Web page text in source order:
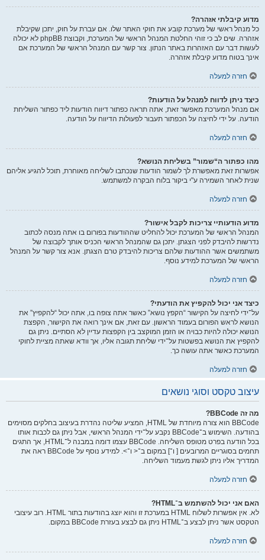
מדוע קיבלתי אזהרה?
כל מנהל ראשי של מערכת קובע את חוקי האתר שלו. אם עברת על חוק, יתכן שקיבלת
אזהרה. שים לב כי זוהי החלטת המנהל הראשי של המערכת, וקבוצת phpBB לא יכולה
לעשות דבר עם האזהרות באתר הנתון. צור קשר עם המנהל הראשי של המערכת אם
אינך בטוח מדוע קיבלת אזהרה.
חזרה למעלה
כיצד ניתן לדווח למנהל על הודעות?
אם מנהל המערכת מאפשר זאת, אתה תראה כפתור דיווח הודעות ליד כפתור השליחת
הודעה. על ידי לחיצה על הכפתור תעבור לפעולות הדיווח על הודעה.
חזרה למעלה
מהו כפתור ה“שמור” בשליחת הנושא?
אפשרות זאת מאפשרת לך לשמור הודעות שנכתבו לשליחה מאוחרת, תוכל להגיע אליהם
שנית לאחר השמירה ע"י ביקור בלוח הבקרה למשתמש.
חזרה למעלה
מדוע הודעותיי צריכות לקבל אישור?
המנהל הראשי של המערכת יכול להחליט שההודעות בפורום בו אתה מנסה לכתוב
נדרשות להיבדק לפני הצגתן. יתכן גם שהמנהל הראשי הכניס אותך לקבוצה של
משתמשים אשר ההודעות שלהם צריכות להיבדק טרם הצגתן. אנא צור קשר על המנהל
הראשי של המערכת למידע נוסף.
חזרה למעלה
כיצד אני יכול להקפיץ את הודעתי?
על־ידי לחיצה על הקישור “הקפץ נושא” כאשר אתה צופה בו, אתה יכול “להקפיץ” את
הנושא לראש הפורום בעמוד הראשון. עם זאת, אם אינך רואה את הקישור, הקפצת
הנושא יכולה להיות כבויה או הזמן המוקצב בין הקפצות עדיין לא הסתיים. ניתן גם
להקפיץ את הנושא בפשטות על־ידי שליחת תגובה אליו, אך וודא שאתה מציית לחוקי
המערכת כאשר אתה עושה כך.
חזרה למעלה
עיצוב טקסט וסוגי נושאים
מה זה BBCode?
BBCode הוא צורה מיוחדת של HTML, המציע שליטה נהדרת בעיצוב בחלקים מסוימים
בהודעה. השימוש ב־BBCode נקבע על־ידי המנהל הראשי, אבל ניתן גם לכבות אותו
בכל הודעה בפרט מטופס השליחה. BBCode עצמו דומה במבנה ל־HTML, אך התגים
תחמים בסוגריים המרובעים [ ו־] במקום ב־< ו־>. למידע נוסף על BBCode ראה את
המדריך אליו ניתן לגשת מעמוד השליחה.
חזרה למעלה
האם אני יכול להשתמש ב־HTML?
לא. אין אפשרות לשלוח HTML במערכת זו והוא יוצג בהודעות בתור HTML. רוב עיצובי
הטקסט אשר ניתן לבצע ב־HTML ניתן גם לבצע בעזרת BBCode במקום.
חזרה למעלה